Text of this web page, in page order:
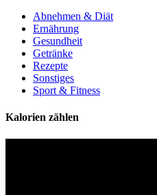
Abnehmen & Diät
Ernährung
Gesundheit
Getränke
Rezepte
Sonstiges
Sport & Fitness
Kalorien zählen